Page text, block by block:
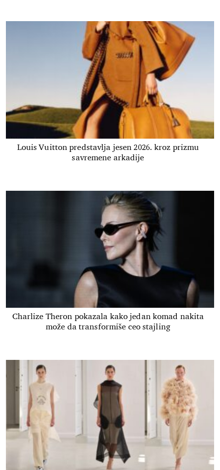
Louis Vuitton predstavlja jesen 2026. kroz prizmu
savremene arkadije
Charlize Theron pokazala kako jedan komad nakita
može da transformiše ceo stajling